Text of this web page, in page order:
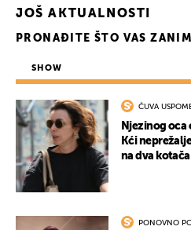
JOŠ AKTUALNOSTI
PRONAĐITE ŠTO VAS
SHOW
ČUVA
Njezinog oca
Kći
na dva kotača
PONOVNO